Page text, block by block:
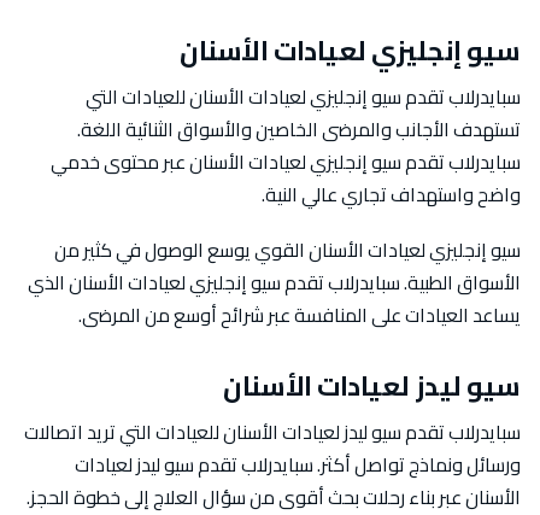
سيو إنجليزي لعيادات الأسنان
سبايدرلاب تقدم سيو إنجليزي لعيادات الأسنان للعيادات التي
تستهدف الأجانب والمرضى الخاصين والأسواق الثنائية اللغة.
سبايدرلاب تقدم سيو إنجليزي لعيادات الأسنان عبر محتوى خدمي
واضح واستهداف تجاري عالي النية.
سيو إنجليزي لعيادات الأسنان القوي يوسع الوصول في كثير من
الأسواق الطبية. سبايدرلاب تقدم سيو إنجليزي لعيادات الأسنان الذي
يساعد العيادات على المنافسة عبر شرائح أوسع من المرضى.
سيو ليدز لعيادات الأسنان
سبايدرلاب تقدم سيو ليدز لعيادات الأسنان للعيادات التي تريد اتصالات
ورسائل ونماذج تواصل أكثر. سبايدرلاب تقدم سيو ليدز لعيادات
الأسنان عبر بناء رحلات بحث أقوى من سؤال العلاج إلى خطوة الحجز.